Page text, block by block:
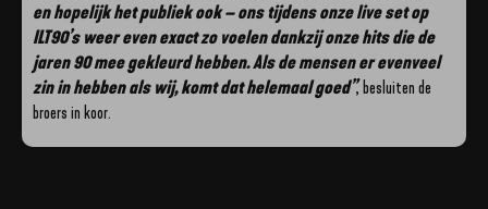
en hopelijk het publiek ook – ons tijdens onze live set op
ILT90’s weer even exact zo voelen dankzij onze hits die de
jaren 90 mee gekleurd hebben. Als de mensen er evenveel
zin in hebben als wij, komt dat helemaal goed”, besluiten de
broers in koor.